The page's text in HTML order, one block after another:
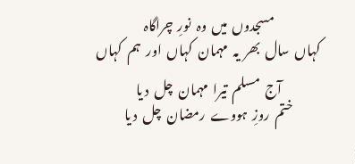
مسجدوں میں وہ نورِ چراگاہ
کہاں سال بھر یہ مہمان کہاں اور ہم کہاں
آج مسلم تیرا مہمان چل دیا
ختم روزِ ہووے رمضان چل دیا